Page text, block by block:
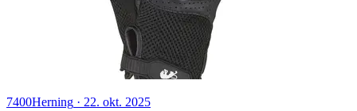
7400Herning · 22. okt. 2025